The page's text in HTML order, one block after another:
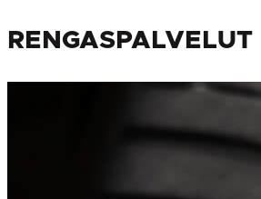
RENGASPALVELUT